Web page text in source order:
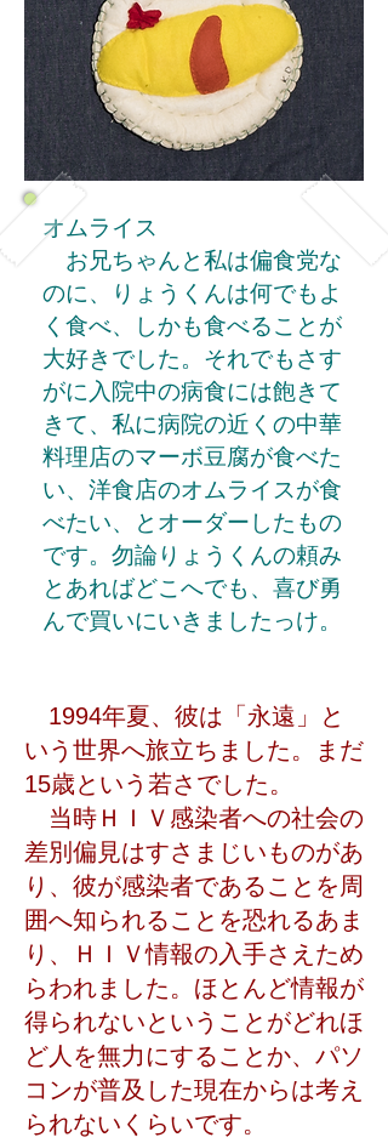
オムライス
お兄ちゃんと私は偏食党な
のに、りょうくんは何でもよ
く食べ、しかも食べることが
大好きでした。それでもさす
がに入院中の病食には飽きて
きて、私に病院の近くの中華
料理店のマーボ豆腐が食べた
い、洋食店のオムライスが食
べたい、とオーダーしたもの
です。勿論りょうくんの頼み
とあればどこへでも、喜び勇
んで買いにいきましたっけ。
1994年夏、彼は「永遠」と
いう世界へ旅立ちました。まだ
15歳という若さでした。
当時ＨＩＶ感染者への社会の
差別偏見はすさまじいものがあ
り、彼が感染者であることを周
囲へ知られることを恐れるあま
り、ＨＩＶ情報の入手さえため
らわれました。ほとんど情報が
得られないということがどれほ
ど人を無力にすることか、パソ
コンが普及した現在からは考え
られないくらいです。